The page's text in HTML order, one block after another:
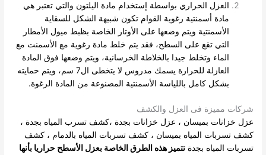
العزل الحراري بواسطة إستخدام مادة اليلتون والتي تعتبر هي
مادة أسمنتية رغوية القوام تكون شبيهة الشكل للسقاية
الأسمنتية ويتم وضعها على الأوتار الخاصة بظبط ميول الأمطار
التي تقع على السطح، فقد يتم خلط مادة رغوية مع الأسمنت مع
الماء وتخلط جيدا بالخلاطة الخرسانية، ويتم وضعها فوق المادة
العازلة للحرارة يسمك مدروس لا يتخطى ال7 سم، ويتم حمايته
بشكل كامل باللياسة الأسمنتية المصنوعة من المادة الرغوة.
شركات مميزة فى العزل والكشف
عزل خزانات بميسان ، عزل خزانات بجدة ،كشف تسرب المياه بجدة ،
كشف تسربات المياه بميسان ، كشف تسربات المياه بالدمام ،كشف
تسربات المياه بجدة تتميز هذه الطرق الخاصة بعزل الأسطح حراريا بأنها